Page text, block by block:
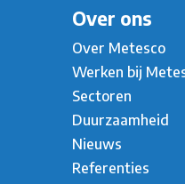
Over ons
Over Metesco
Werken bij
Sectoren
Duurzaamheid
Nieuws
Referenties